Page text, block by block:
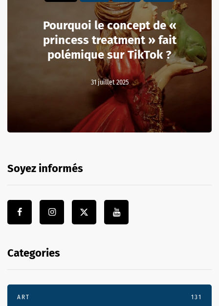
Pourquoi le concept de «
princess treatment » fait
polémique sur TikTok ?
31 juillet 2025
Soyez informés
Categories
ART 131